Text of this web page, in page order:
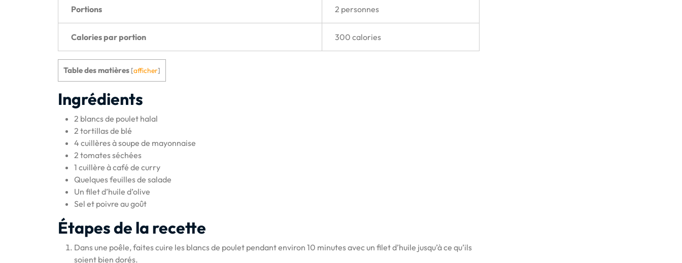
Portions 2 personnes
Calories par portion 300 calories
Table des matières [afficher]
Ingrédients
2 blancs de poulet halal
2 tortillas de blé
4 cuillères à soupe de mayonnaise
2 tomates séchées
1 cuillère à café de curry
Quelques feuilles de salade
Un filet d’huile d’olive
Sel et poivre au goût
Étapes de la recette
Dans une poêle, faites cuire les blancs de poulet pendant environ 10 minutes avec un filet d’huile jusqu’à ce qu’ils
soient bien dorés.